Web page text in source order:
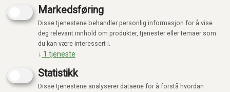
Markedsføring
Disse tjenestene behandler personlig informasjon for å vise
deg relevant innhold om produkter, tjenester eller temaer som
du kan være interessert i.
↓ 1 tjeneste
Statistikk
Disse tjenestene analyserer dataene for å forstå hvordan